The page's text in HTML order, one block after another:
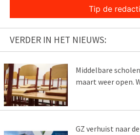
Tip de
VERDER IN HET NIEUWS:
Middelbare
maart weer open.
GZ verhuist naar